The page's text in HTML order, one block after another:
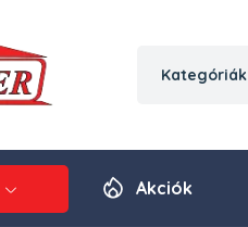
kategóriák
Akciók